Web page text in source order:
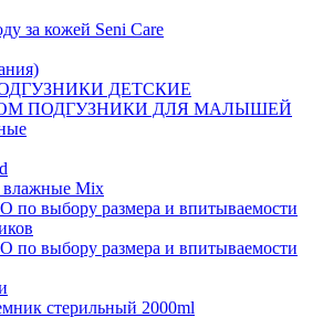
за кожей Seni Care
ДЕТСКИЕ
ПОДГУЗНИКИ ДЛЯ МАЛЫШЕЙ
влажные Mix
выбору размера и впитываемости
выбору размера и впитываемости
стерильный 2000ml